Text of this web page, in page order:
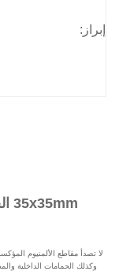
إبراز:
وكذلك الحمامات الداخلية